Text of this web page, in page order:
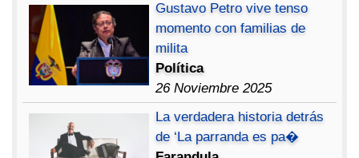
Gustavo Petro vive tenso
momento con familias de
milita
Política
26 Noviembre 2025
La verdadera historia detrás
de ‘La parranda es pa�